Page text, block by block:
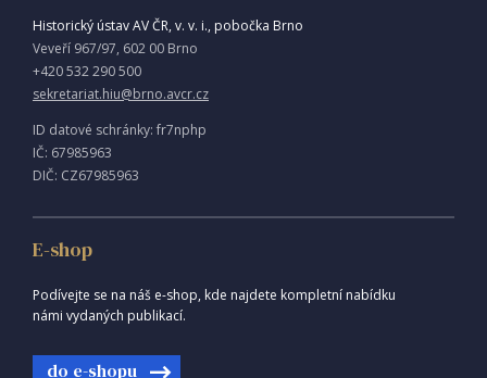
Historický ústav AV ČR, v. v. i., pobočka Brno
Veveří 967/97, 602 00 Brno
+420 532 290 500
sekretariat.hiu@brno.avcr.cz
ID datové schránky: fr7nphp
IČ: 67985963
DIČ: CZ67985963
E-shop
Podívejte se na náš e-shop, kde najdete kompletní nabídku
námi vydaných publikací.
do e-shopu